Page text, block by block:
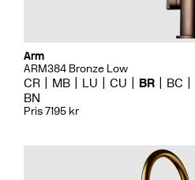
Arm
ARM384 Bronze Low
CR MB LU CU BR BC
BN
Pris 7195 kr